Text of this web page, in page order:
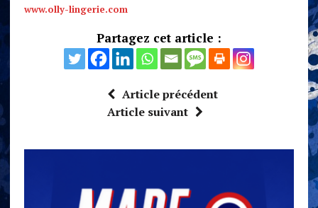
www.olly-lingerie.com
Partagez cet article :
Article précédent
Article suivant